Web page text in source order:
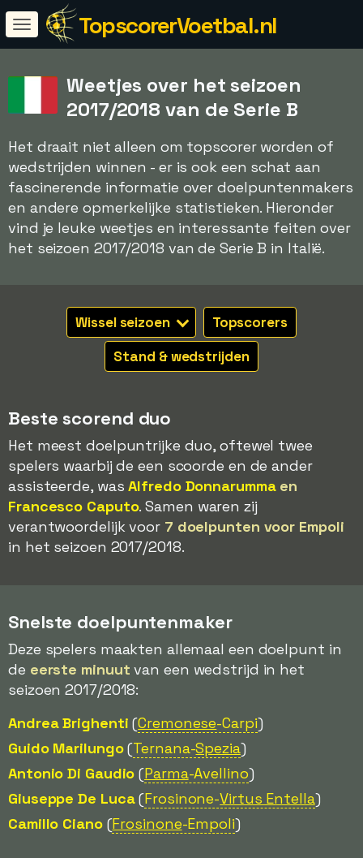
TopscorerVoetbal.nl
Weetjes over het seizoen
2017/2018 van de Serie B
Het draait niet alleen om topscorer worden of
wedstrijden winnen - er is ook een schat aan
fascinerende informatie over doelpuntenmakers
en andere opmerkelijke statistieken. Hieronder
vind je leuke weetjes en interessante feiten over
het seizoen 2017/2018 van de Serie B in Italië.
Wissel seizoen
Topscorers
Stand & wedstrijden
Beste scorend duo
Het meest doelpuntrijke duo, oftewel twee
spelers waarbij de een scoorde en de ander
assisteerde, wasAlfredo Donnarummaen
Francesco Caputo. Samen waren zij
verantwoordelijk voor 7 doelpunten voor Empoli
in het seizoen 2017/2018.
Snelste doelpuntenmaker
Deze spelers maakten allemaal een doelpunt in
de eerste minuut van een wedstrijd in het
seizoen 2017/2018:
Andrea Brighenti (Cremonese-Carpi)
Guido Marilungo(Ternana-Spezia)
Antonio Di Gaudio (Parma-Avellino)
Giuseppe De Luca(Frosinone-Virtus Entella)
Camillo Ciano(Frosinone-Empoli)